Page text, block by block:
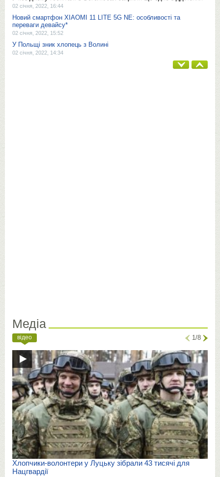
02 січня, 2022, 16:44
Новий смартфон XIAOMI 11 LITE 5G NE: особливості та
переваги девайсу*
02 січня, 2022, 15:52
У Польщі зник хлопець з Волині
02 січня, 2022, 14:34
Медіа
відео 1/8
Хлопчики-волонтери у Луцьку зібрали 43 тисячі для
Нацгвардії